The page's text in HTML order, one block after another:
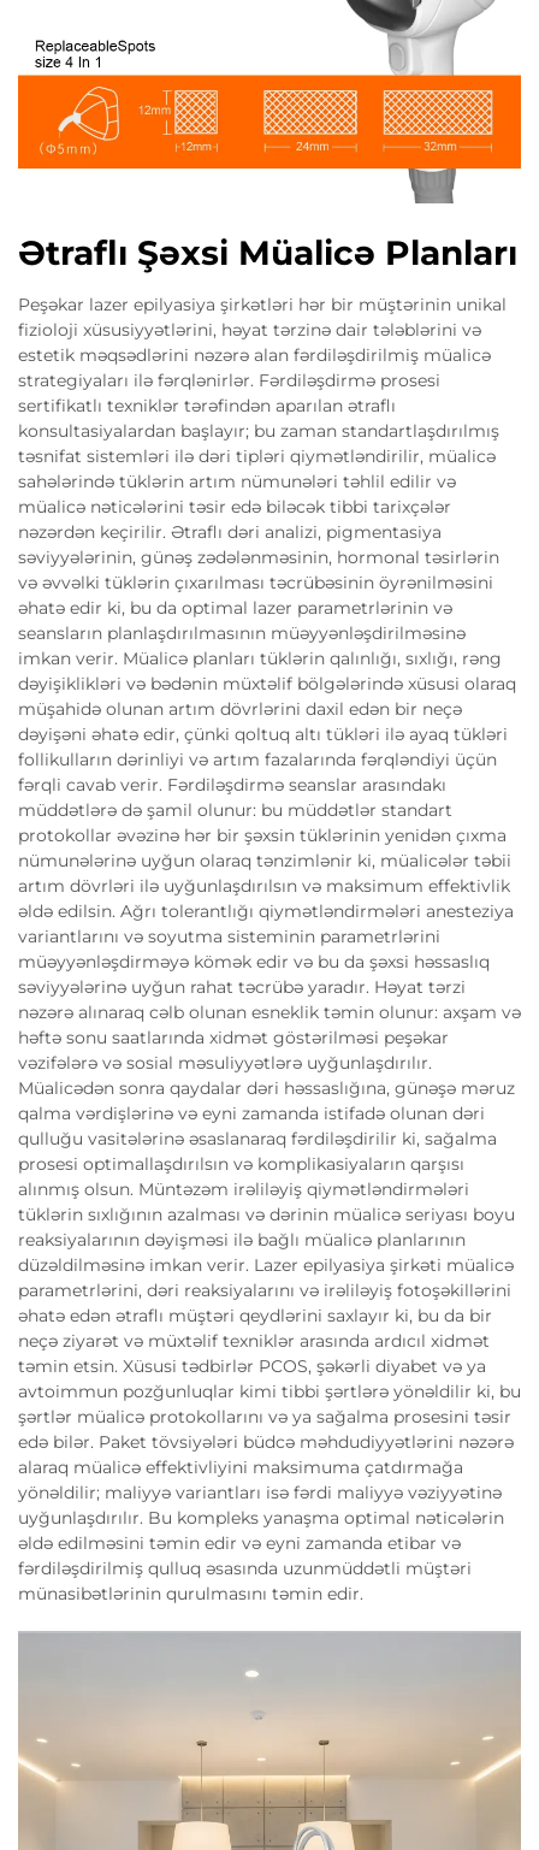
Ətraflı Şəxsi Müalicə Planları
Peşəkar lazer epilyasiya şirkətləri hər bir müştərinin unikal
fizioloji xüsusiyyətlərini, həyat tərzinə dair tələblərini və
estetik məqsədlərini nəzərə alan fərdiləşdirilmiş müalicə
strategiyaları ilə fərqlənirlər. Fərdiləşdirmə prosesi
sertifikatlı texniklər tərəfindən aparılan ətraflı
konsultasiyalardan başlayır; bu zaman standartlaşdırılmış
təsnifat sistemləri ilə dəri tipləri qiymətləndirilir, müalicə
sahələrində tüklərin artım nümunələri təhlil edilir və
müalicə nəticələrini təsir edə biləcək tibbi tarixçələr
nəzərdən keçirilir. Ətraflı dəri analizi, pigmentasiya
səviyyələrinin, günəş zədələnməsinin, hormonal təsirlərin
və əvvəlki tüklərin çıxarılması təcrübəsinin öyrənilməsini
əhatə edir ki, bu da optimal lazer parametrlərinin və
seansların planlaşdırılmasının müəyyənləşdirilməsinə
imkan verir. Müalicə planları tüklərin qalınlığı, sıxlığı, rəng
dəyişiklikləri və bədənin müxtəlif bölgələrində xüsusi olaraq
müşahidə olunan artım dövrlərini daxil edən bir neçə
dəyişəni əhatə edir, çünki qoltuq altı tükləri ilə ayaq tükləri
follikulların dərinliyi və artım fazalarında fərqləndiyi üçün
fərqli cavab verir. Fərdiləşdirmə seanslar arasındakı
müddətlərə də şamil olunur: bu müddətlər standart
protokollar əvəzinə hər bir şəxsin tüklərinin yenidən çıxma
nümunələrinə uyğun olaraq tənzimlənir ki, müalicələr təbii
artım dövrləri ilə uyğunlaşdırılsın və maksimum effektivlik
əldə edilsin. Ağrı tolerantlığı qiymətləndirmələri anesteziya
variantlarını və soyutma sisteminin parametrlərini
müəyyənləşdirməyə kömək edir və bu da şəxsi həssaslıq
səviyyələrinə uyğun rahat təcrübə yaradır. Həyat tərzi
nəzərə alınaraq cəlb olunan esneklik təmin olunur: axşam və
həftə sonu saatlarında xidmət göstərilməsi peşəkar
vəzifələrə və sosial məsuliyyətlərə uyğunlaşdırılır.
Müalicədən sonra qaydalar dəri həssaslığına, günəşə məruz
qalma vərdişlərinə və eyni zamanda istifadə olunan dəri
qulluğu vasitələrinə əsaslanaraq fərdiləşdirilir ki, sağalma
prosesi optimallaşdırılsın və komplikasiyaların qarşısı
alınmış olsun. Müntəzəm irəliləyiş qiymətləndirmələri
tüklərin sıxlığının azalması və dərinin müalicə seriyası boyu
reaksiyalarının dəyişməsi ilə bağlı müalicə planlarının
düzəldilməsinə imkan verir. Lazer epilyasiya şirkəti müalicə
parametrlərini, dəri reaksiyalarını və irəliləyiş fotoşəkillərini
əhatə edən ətraflı müştəri qeydlərini saxlayır ki, bu da bir
neçə ziyarət və müxtəlif texniklər arasında ardıcıl xidmət
təmin etsin. Xüsusi tədbirlər PCOS, şəkərli diyabet və ya
avtoimmun pozğunluqlar kimi tibbi şərtlərə yönəldilir ki, bu
şərtlər müalicə protokollarını və ya sağalma prosesini təsir
edə bilər. Paket tövsiyələri büdcə məhdudiyyətlərini nəzərə
alaraq müalicə effektivliyini maksimuma çatdırmağa
yönəldilir; maliyyə variantları isə fərdi maliyyə vəziyyətinə
uyğunlaşdırılır. Bu kompleks yanaşma optimal nəticələrin
əldə edilməsini təmin edir və eyni zamanda etibar və
fərdiləşdirilmiş qulluq əsasında uzunmüddətli müştəri
münasibətlərinin qurulmasını təmin edir.